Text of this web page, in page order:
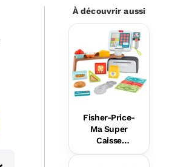
À découvrir aussi
Fisher-Price-
Ma Super
Caisse
Enregistreus